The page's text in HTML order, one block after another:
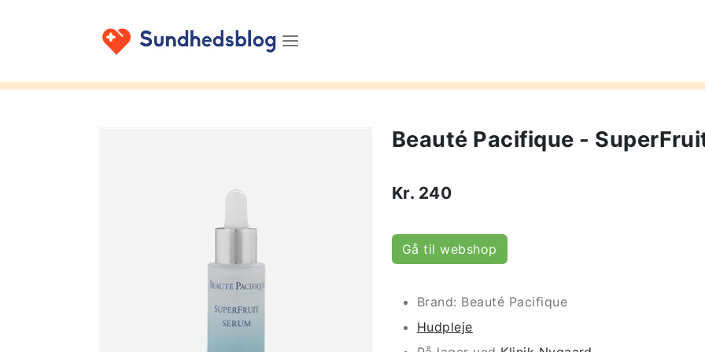
Beauté Pacifique -
Kr. 240
Gå til webshop
Brand: Beauté Pacifique
Hudpleje